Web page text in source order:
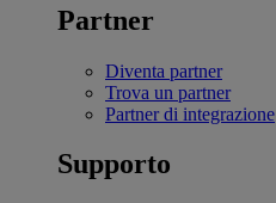
Partner
Diventa partner
Trova un partner
Partner di integrazione
Supporto